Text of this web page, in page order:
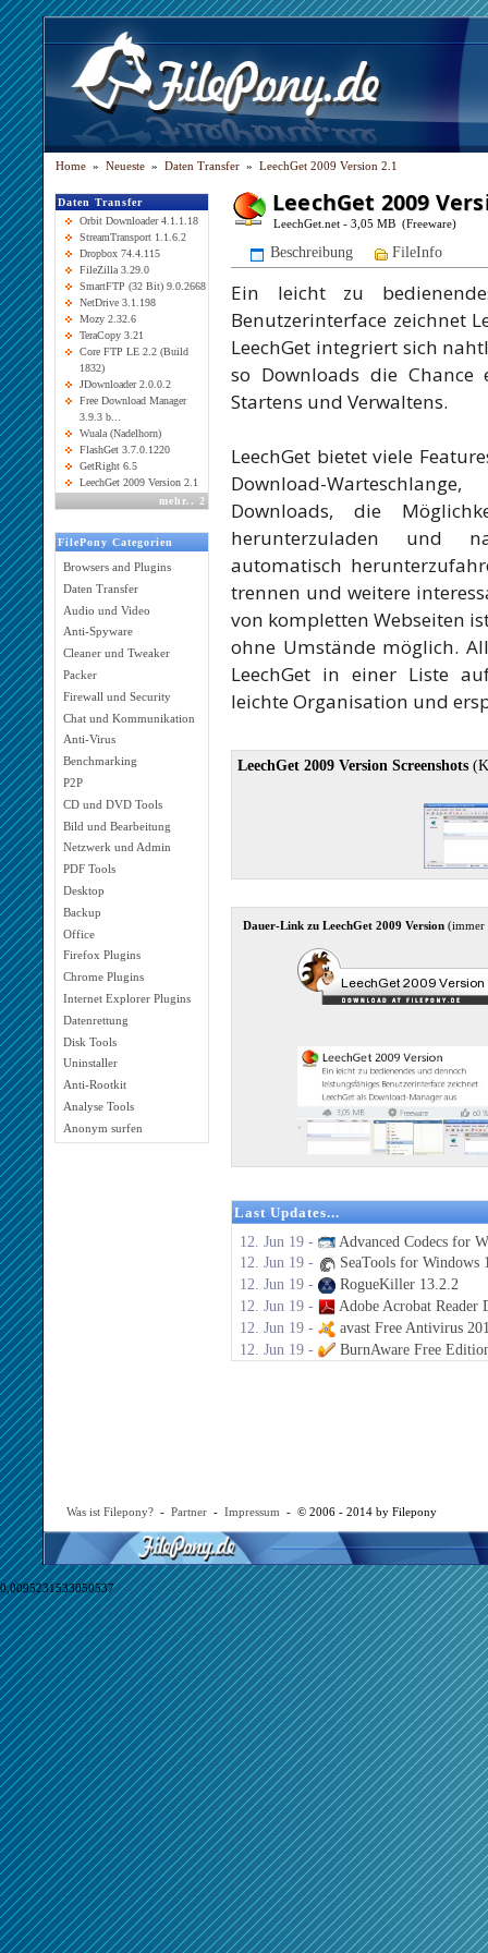
Home » Neueste » Daten Transfer » LeechGet 2009 Version 2.1
Daten Transfer
Orbit Downloader 4.1.1.18
StreamTransport 1.1.6.2
Dropbox 74.4.115
FileZilla 3.29.0
SmartFTP (32 Bit) 9.0.2668
NetDrive 3.1.198
Mozy 2.32.6
TeraCopy 3.21
Core FTP LE 2.2 (Build
1832)
JDownloader 2.0.0.2
Free Download Manager
3.9.3 b...
Wuala (Nadelhorn)
FlashGet 3.7.0.1220
GetRight 6.5
LeechGet 2009 Version 2.1
mehr.. 2
FilePony Categorien
Browsers and Plugins
Daten Transfer
Audio und Video
Anti-Spyware
Cleaner und Tweaker
Packer
Firewall und Security
Chat und Kommunikation
Anti-Virus
Benchmarking
P2P
CD und DVD Tools
Bild und Bearbeitung
Netzwerk und Admin
PDF Tools
Desktop
Backup
Office
Firefox Plugins
Chrome Plugins
Internet Explorer Plugins
Datenrettung
Disk Tools
Uninstaller
Anti-Rootkit
Analyse Tools
Anonym surfen
LeechGet 2009
LeechGet.net - 3,05 MB (Freeware)
Beschreibung FileInfo
Ein leicht zu
Benutzerinterface zeichnet
LeechGet integriert sich
so Downloads die
Startens und Verwaltens.
LeechGet bietet viele
Download-
Downloads, die
herunterzuladen und
automatisch
trennen und weitere
von kompletten Webseiten
ohne Umstände möglich.
LeechGet in einer Liste
leichte Organisation und
LeechGet 2009 Version Screenshots
Dauer-Link zu LeechGet 2009 Version (immer
Last Updates...
12. Jun 19 -
Advanced Codecs for
12. Jun 19 -
SeaTools for Windows
12. Jun 19 -
RogueKiller 13.2.2
12. Jun 19 -
Adobe Acrobat Reader
12. Jun 19 -
avast Free Antivirus
12. Jun 19 -
BurnAware Free
Was ist Filepony? - Partner - Impressum - © 2006 - 2014 by Filepony
0,0095231533050537